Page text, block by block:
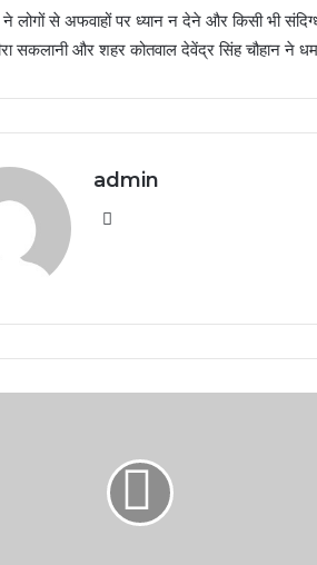
लोगों से अफवाहों पर ध्यान न देने और किसी भी
सकलानी और शहर कोतवाल देवेंद्र सिंह चौहान ने
admin